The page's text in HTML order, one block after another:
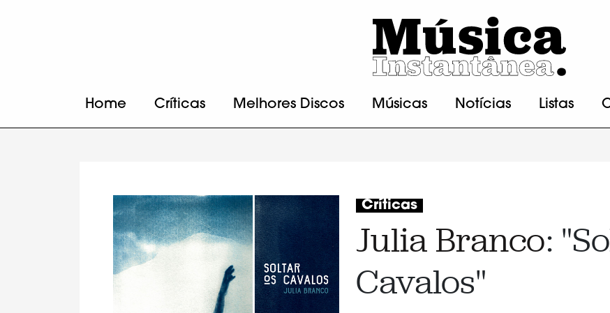
Home Críticas Melhores Discos Músicas Notícias Listas
Críticas
Julia Branco
:
Cavalos"